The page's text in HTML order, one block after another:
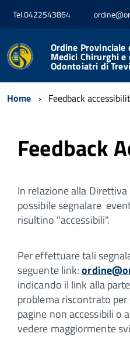
Tel.0422543864
Ordine Provinciale
Medici Chirurghi e
Odontoiatri di
Home Feedback
Feedback
In relazione alla
possibile segnalare
risultino "accessibili".
Per effettuare tali
seguente link:
indicando il link alla
problema riscontrato
pagine non accessibili o
vedere maggiormente